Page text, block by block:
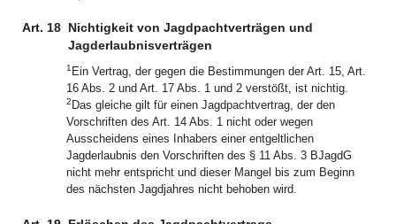
Art. 18 Nichtigkeit von Jagdpachtverträgen und
Jagderlaubnisverträgen
1 Ein Vertrag, der gegen die Bestimmungen der Art. 15, Art.
16 Abs. 2 und Art. 17 Abs. 1 und 2 verstößt, ist nichtig.
2 Das gleiche gilt für einen Jagdpachtvertrag, der den
Vorschriften des Art. 14 Abs. 1 nicht oder wegen
Ausscheidens eines Inhabers einer entgeltlichen
Jagderlaubnis den Vorschriften des § 11 Abs. 3 BJagdG
nicht mehr entspricht und dieser Mangel bis zum Beginn
des nächsten Jagdjahres nicht behoben wird.